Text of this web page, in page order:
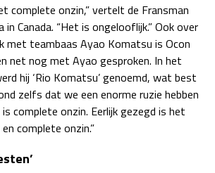
za 19:00 - 20:00
zo 17:00 - 19:00
complete onzin,” vertelt de Fransman
Canada. “Het is ongelooflijk.” Ook over
met teambaas Ayao Komatsu is Ocon
net nog met Ayao gesproken. In het
hij ‘Rio Komatsu’ genoemd, wat best
zelfs dat we een enorme ruzie hebben
complete onzin. Eerlijk gezegd is het
complete onzin.”